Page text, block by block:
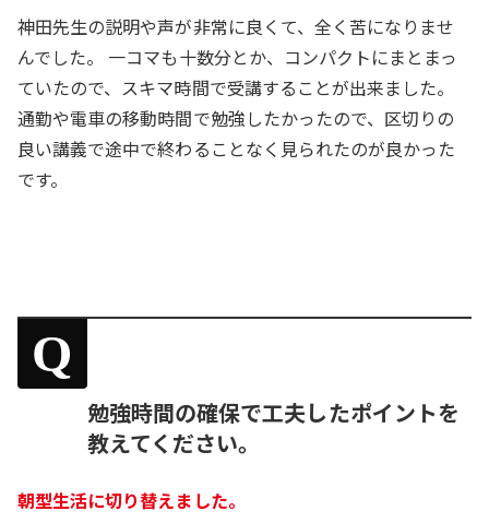
神田先生の説明や声が非常に良くて、全く苦になりませ
んでした。 一コマも十数分とか、コンパクトにまとまっ
ていたので、スキマ時間で受講することが出来ました。
通勤や電車の移動時間で勉強したかったので、区切りの
良い講義で途中で終わることなく見られたのが良かった
です。
Q
勉強時間の確保で工夫したポイントを
教えてください。
朝型生活に切り替えました。